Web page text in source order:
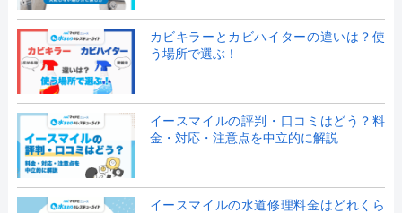
カビキラーとカビハイターの違いは？使
う場所で選ぶ！
イースマイルの評判・口コミはどう？料
金・対応・注意点を中立的に解説
イースマイルの水道修理料金はどれくら